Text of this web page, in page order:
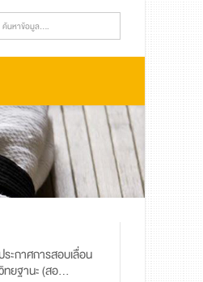
ระกาศการสอบเลื่อน
ทยฐานะ (สอ...